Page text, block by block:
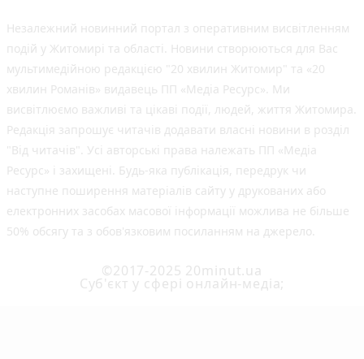
Незалежний новинний портал з оперативним висвітленням
подій у Житомирі та області. Новини створюються для Вас
мультимедійною редакцією "20 хвилин Житомир" та «20
хвилин Романів» видавець ПП «Медіа Ресурс». Ми
висвітлюємо важливі та цікаві події, людей, життя Житомира.
Редакція запрошує читачів додавати власні новини в розділ
"Від читачів". Усі авторські права належать ПП «Медіа
Ресурс» і захищені. Будь-яка публiкацiя, передрук чи
наступне поширення матеріалів сайту у друкованих або
електронних засобах масової інформації можлива не більше
50% обсягу та з обов'язковим посиланням на джерело.
©2017-2025 20minut.ua
Cуб'єкт у сфері онлайн-медіа;